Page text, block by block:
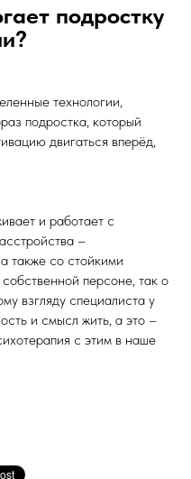
подростку
технологии,
подростка, который
двигаться вперёд,
и работает с
–
также со стойкими
персоне, так о
взгляду специалиста у
и смысл жить, а это –
с этим в наше